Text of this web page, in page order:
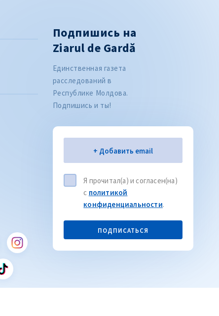
Подпишись на
Ziarul de Gardă
Единственная газета
расследований в
Республике Молдова.
Подпишись и ты!
Электронная почта
+ Добавить email
Я прочитал(а) и согласен(на)
с политикой
конфиденциальности.
ПОДПИСАТЬСЯ
Citește articolul
CITEȘTE